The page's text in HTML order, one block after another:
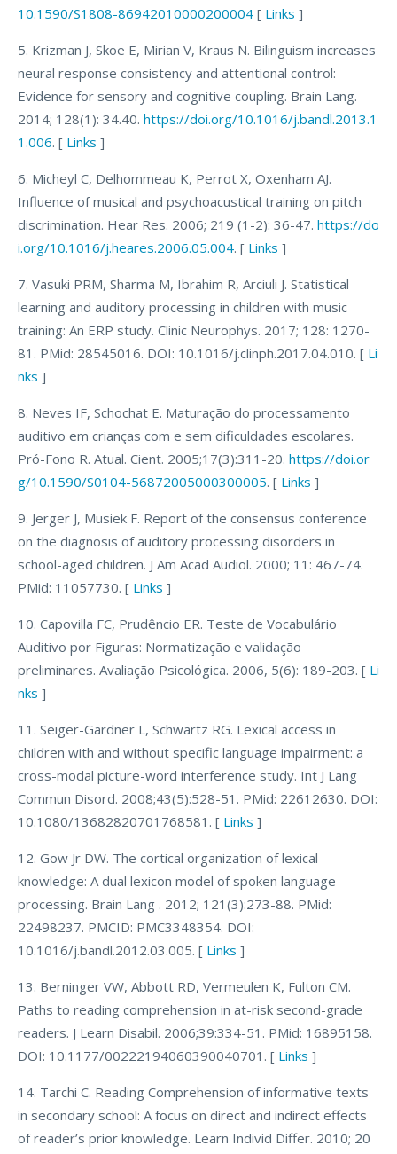
10.1590/S1808-86942010000200004 [ Links ]
5. Krizman J, Skoe E, Mirian V, Kraus N. Bilinguism increases
neural response consistency and attentional control:
Evidence for sensory and cognitive coupling. Brain Lang.
2014; 128(1): 34.40. https://doi.org/10.1016/j.bandl.2013.1
1.006. [ Links ]
6. Micheyl C, Delhommeau K, Perrot X, Oxenham AJ.
Influence of musical and psychoacustical training on pitch
discrimination. Hear Res. 2006; 219 (1-2): 36-47. https://do
i.org/10.1016/j.heares.2006.05.004. [ Links ]
7. Vasuki PRM, Sharma M, Ibrahim R, Arciuli J. Statistical
learning and auditory processing in children with music
training: An ERP study. Clinic Neurophys. 2017; 128: 1270-
81. PMid: 28545016. DOI: 10.1016/j.clinph.2017.04.010. [ Li
nks ]
8. Neves IF, Schochat E. Maturação do processamento
auditivo em crianças com e sem dificuldades escolares.
Pró-Fono R. Atual. Cient. 2005;17(3):311-20. https://doi.or
g/10.1590/S0104-56872005000300005. [ Links ]
9. Jerger J, Musiek F. Report of the consensus conference
on the diagnosis of auditory processing disorders in
school-aged children. J Am Acad Audiol. 2000; 11: 467-74.
PMid: 11057730. [ Links ]
10. Capovilla FC, Prudêncio ER. Teste de Vocabulário
Auditivo por Figuras: Normatização e validação
preliminares. Avaliação Psicológica. 2006, 5(6): 189-203. [ Li
nks ]
11. Seiger-Gardner L, Schwartz RG. Lexical access in
children with and without specific language impairment: a
cross-modal picture-word interference study. Int J Lang
Commun Disord. 2008;43(5):528-51. PMid: 22612630. DOI:
10.1080/13682820701768581. [ Links ]
12. Gow Jr DW. The cortical organization of lexical
knowledge: A dual lexicon model of spoken language
processing. Brain Lang . 2012; 121(3):273-88. PMid:
22498237. PMCID: PMC3348354. DOI:
10.1016/j.bandl.2012.03.005. [ Links ]
13. Berninger VW, Abbott RD, Vermeulen K, Fulton CM.
Paths to reading comprehension in at-risk second-grade
readers. J Learn Disabil. 2006;39:334-51. PMid: 16895158.
DOI: 10.1177/00222194060390040701. [ Links ]
14. Tarchi C. Reading Comprehension of informative texts
in secondary school: A focus on direct and indirect effects
of reader’s prior knowledge. Learn Individ Differ. 2010; 20